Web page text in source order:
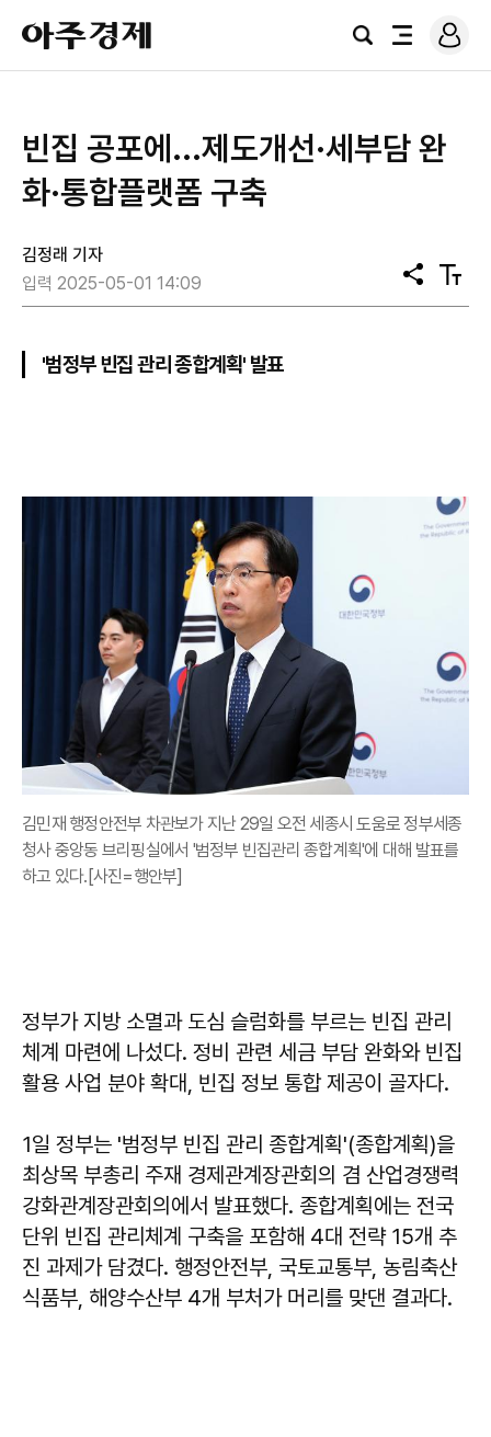
아
주
경
검
전
로
그
빈집 공포에...제도개선·세부담 완
화·통합플랫폼 구축
김정래 기자
입력 2025-05-01 14:09
공
유
텍
스
'범정부 빈집 관리 종합계획' 발표
김민재 행정안전부 차관보가 지난 29일 오전 세종시 도움로 정부세종
청사 중앙동 브리핑실에서 '범정부 빈집관리 종합계획'에 대해 발표를
하고 있다.[사진=행안부]
정부가 지방 소멸과 도심 슬럼화를 부르는 빈집 관리
체계 마련에 나섰다. 정비 관련 세금 부담 완화와 빈집
활용 사업 분야 확대, 빈집 정보 통합 제공이 골자다.
1일 정부는 '범정부 빈집 관리 종합계획'(종합계획)을
최상목 부총리 주재 경제관계장관회의 겸 산업경쟁력
강화관계장관회의에서 발표했다. 종합계획에는 전국
단위 빈집 관리체계 구축을 포함해 4대 전략 15개 추
진 과제가 담겼다. 행정안전부, 국토교통부, 농림축산
식품부, 해양수산부 4개 부처가 머리를 맞댄 결과다.